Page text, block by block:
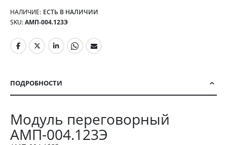
НАЛИЧИЕ: ЕСТЬ В НАЛИЧИИ
SKU АМП-004.123Э
ПОДРОБНОСТИ
Модуль переговорный
АМП-004.123Э